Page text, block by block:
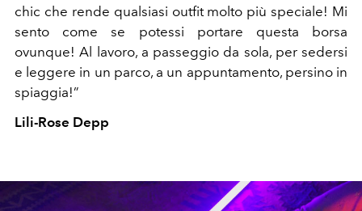
chic che rende qualsiasi outfit molto più speciale! Mi
sento come se potessi portare questa borsa
ovunque! Al lavoro, a passeggio da sola, per sedersi
e leggere in un parco, a un appuntamento, persino in
spiaggia!”
Lili-Rose Depp